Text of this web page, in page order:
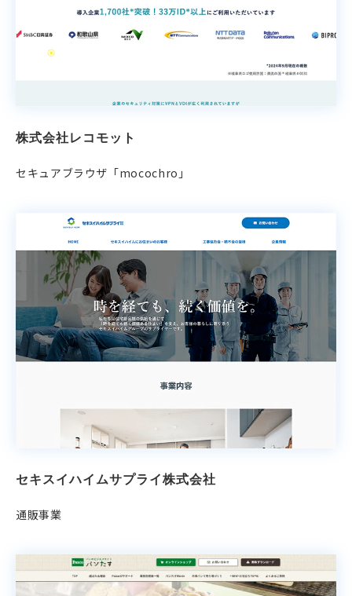
株式会社レコモット
セキュアブラウザ「mocochro」
セキスイハイムサプライ株式会社
通販事業